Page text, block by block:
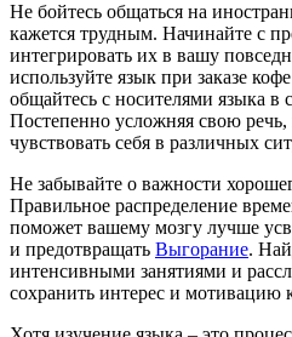
Не бойтесь общаться на
кажется трудным. Начинайте с
интегрировать их в вашу
используйте язык при заказе
общайтесь с носителями языка в
Постепенно усложняя свою речь,
чувствовать себя в различных
Не забывайте о важности
Правильное распределение
поможет вашему мозгу лучше
и предотвращать Выгорание.
интенсивными занятиями и
сохранить интерес и мотивацию